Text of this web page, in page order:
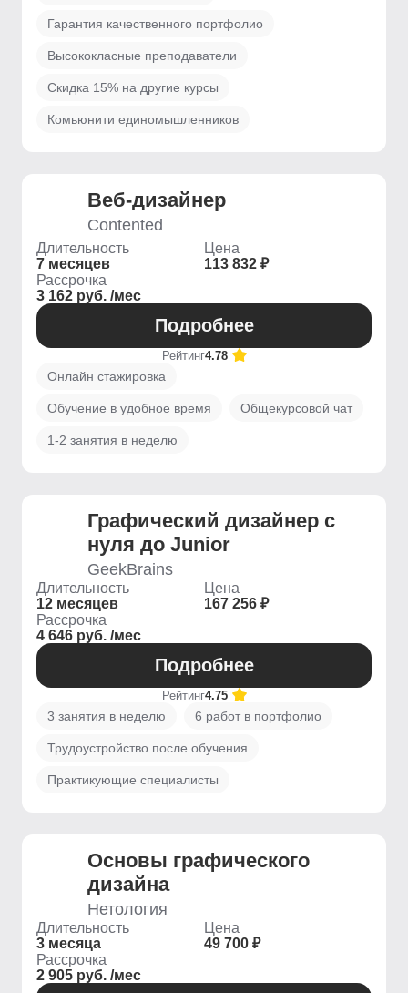
Гарантия качественного портфолио
Высококласные преподаватели
Скидка 15% на другие курсы
Комьюнити единомышленников
Веб-дизайнер
Contented
Длительность
7 месяцев
Цена
113 832 ₽
Рассрочка
3 162 руб. /мес
Подробнее
Рейтинг4.78
Онлайн стажировка
Обучение в удобное время Общекурсовой чат
1-2 занятия в неделю
Графический дизайнер с
нуля до Junior
GeekBrains
Длительность
12 месяцев
Цена
167 256 ₽
Рассрочка
4 646 руб. /мес
Подробнее
Рейтинг4.75
3 занятия в неделю 6 работ в портфолио
Трудоустройство после обучения
Практикующие специалисты
Основы графического
дизайна
Нетология
Длительность
3 месяца
Цена
49 700 ₽
Рассрочка
2 905 руб. /мес